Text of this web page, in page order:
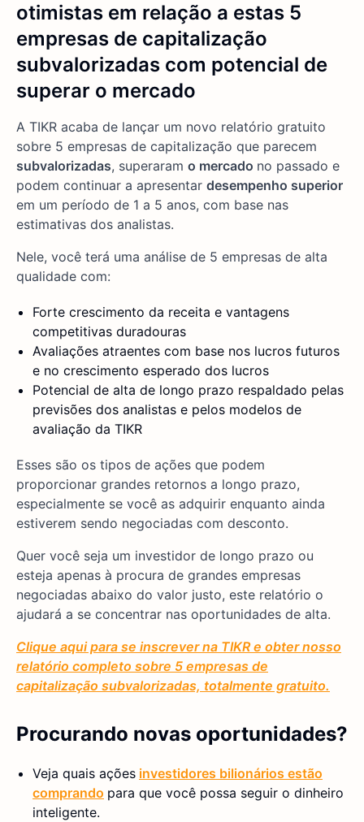
otimistas em relação a estas 5
empresas de capitalização
subvalorizadas com potencial de
superar o mercado
A TIKR acaba de lançar um novo relatório gratuito
sobre 5 empresas de capitalização que parecem
subvalorizadas, superaram o mercado no passado e
podem continuar a apresentar desempenho superior
em um período de 1 a 5 anos, com base nas
estimativas dos analistas.
Nele, você terá uma análise de 5 empresas de alta
qualidade com:
Forte crescimento da receita e vantagens
competitivas duradouras
Avaliações atraentes com base nos lucros futuros
e no crescimento esperado dos lucros
Potencial de alta de longo prazo respaldado pelas
previsões dos analistas e pelos modelos de
avaliação da TIKR
Esses são os tipos de ações que podem
proporcionar grandes retornos a longo prazo,
especialmente se você as adquirir enquanto ainda
estiverem sendo negociadas com desconto.
Quer você seja um investidor de longo prazo ou
esteja apenas à procura de grandes empresas
negociadas abaixo do valor justo, este relatório o
ajudará a se concentrar nas oportunidades de alta.
Clique aqui para se inscrever na TIKR e obter nosso
relatório completo sobre 5 empresas de
capitalização subvalorizadas, totalmente gratuito.
Procurando novas oportunidades?
Veja quais ações investidores bilionários estão
comprando para que você possa seguir o dinheiro
inteligente.